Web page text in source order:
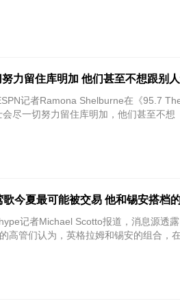
力留住库明加 他们甚至不想跟别
记者Ramona Shelburne在《95.7
尽一切努力留住库明加，他们甚至不想
今夏最可能被交易 他和锡安搭档
记者Michael Scotto报道，消息源透
高管们认为，英格拉姆和锡安的组合，